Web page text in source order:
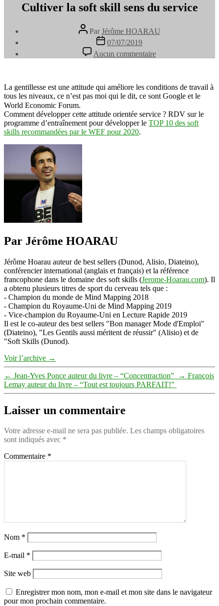
Cultiver la soft skill sens du service
Auteur
de
l’article
Par Jérôme HOARAU
Date
l’article
07/07/2019
Aucun commentaire
Cultiver
skill
sens
service
La gentillesse est une attitude qui améliore les conditions de travail à
tous les niveaux, ce n’est pas moi qui le dit, ce sont Google et le
World Economic Forum.⠀
Comment développer cette attitude orientée service ? RDV sur le
programme d’entraînement pour développer le TOP 10 des soft
skills recommandées par le WEF pour 2020.
Par Jérôme HOARAU
Jérôme Hoarau auteur de best sellers (Dunod, Alisio, Diateino),
conférencier international (anglais et français) et la référence
francophone dans le domaine des soft skills (Jerome-Hoarau.com). Il
a obtenu plusieurs titres de sport du cerveau tels que :
- Champion du monde de Mind Mapping 2018
- Champion du Royaume-Uni de Mind Mapping 2019
- Vice-champion du Royaume-Uni en Lecture Rapide 2019
Il est le co-auteur des best sellers "Bon manager Mode d'Emploi"
(Diateino), "Les Gentils aussi méritent de réussir" (Alisio) et de
"Soft Skills (Dunod).
Voir l’archive →
← Jean-Yves Ponce auteur du livre – “Concentraction” ⁠ → François
Lemay auteur du livre – “Tout est toujours PARFAIT!” ⁠
Laisser un commentaire
Votre adresse e-mail ne sera pas publiée. Les champs obligatoires
sont indiqués avec *
Commentaire *
Nom *
E-mail *
Site web
Enregistrer mon nom, mon e-mail et mon site dans le navigateur
pour mon prochain commentaire.